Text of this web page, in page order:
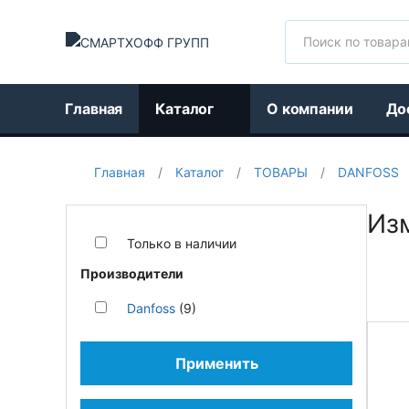
Главная Каталог О компании
Главная / Каталог / ТОВАРЫ / DANFOSS
Только в наличии
Производители
Danfoss (9)
Применить